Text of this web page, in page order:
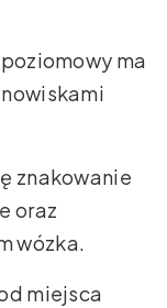
ma
znakowanie
oraz
wózka.
miejsca